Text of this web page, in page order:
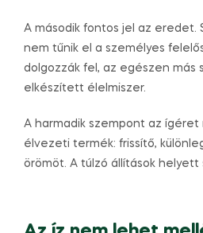
A második fontos jel az eredet.
nem tűnik el a személyes
dolgozzák fel, az egészen más
elkészített élelmiszer.
A harmadik szempont az
élvezeti termék: frissítő,
örömöt. A túlzó állítások helyett